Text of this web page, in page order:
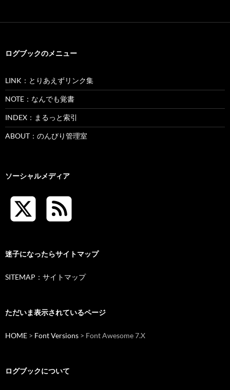
ログブックのメニュー
LINK：とりあえずリンク集
NOTE：なんでも覚書
INDEX：まるっと索引
ABOUT：のんびり管理室
ソーシャルメディア
迷子になったらサイトマップ
SITEMAP：サイトマップ
ただいま表示されているページ
HOME > Font Versions > Font Awesome 7.X
ログブックについて